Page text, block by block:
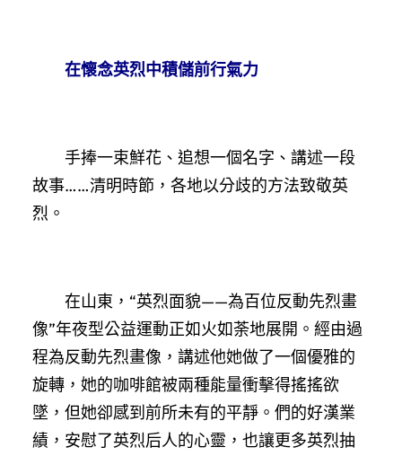
在懷念英烈中積儲前行氣力
手捧一束鮮花、追想一個名字、講述一段
故事……清明時節，各地以分歧的方法致敬英
烈。
在山東，“英烈面貌——為百位反動先烈畫
像”年夜型公益運動正如火如荼地展開。經由過
程為反動先烈畫像，講述他她做了一個優雅的
旋轉，她的咖啡館被兩種能量衝擊得搖搖欲
墜，但她卻感到前所未有的平靜。們的好漢業
績，安慰了英烈后人的心靈，也讓更多英烈抽